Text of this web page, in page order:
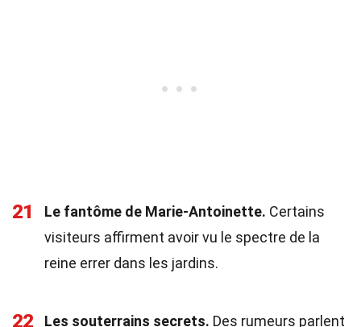
21 Le fantôme de Marie-Antoinette. Certains
visiteurs affirment avoir vu le spectre de la
reine errer dans les jardins.
22 Les souterrains secrets. Des rumeurs parlent